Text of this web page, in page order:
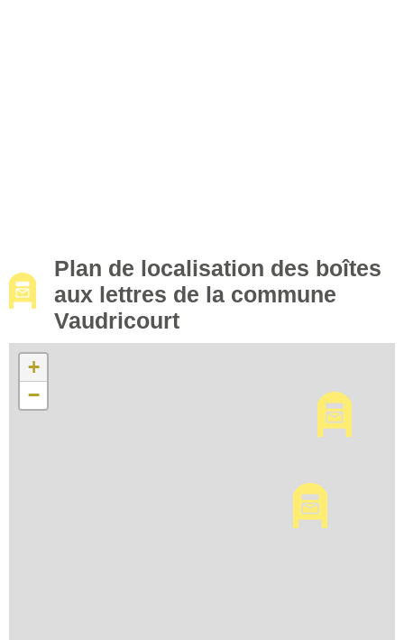
Plan de localisation des boîtes
aux lettres de la commune
Vaudricourt
+
−